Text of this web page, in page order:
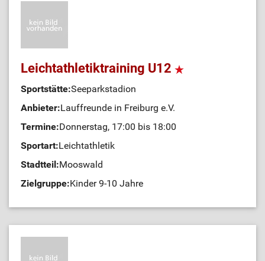
Leichtathletiktraining U12
Sportstätte:Seeparkstadion
Anbieter:Lauffreunde in Freiburg e.V.
Termine:Donnerstag, 17:00 bis 18:00
Sportart:Leichtathletik
Stadtteil:Mooswald
Zielgruppe:Kinder 9-10 Jahre